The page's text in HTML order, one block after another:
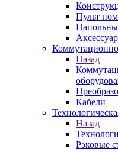
Пульт
Назад
Кабели
Назад
Рэковые